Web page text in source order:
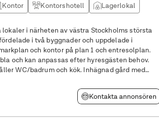
Kontor Kontorshotell Lagerlokal
lokaler i närheten av västra Stockholms största
i två byggnader och uppdelade i
och kontor på plan 1 och entresolplan.
och kan anpassas efter hyresgästen behov.
och kök. Inhägnad gård med
Kontakta annonsören